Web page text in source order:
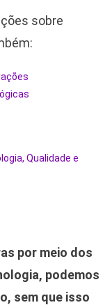
sobre
Qualidade e
por meio dos
podemos
sem que isso